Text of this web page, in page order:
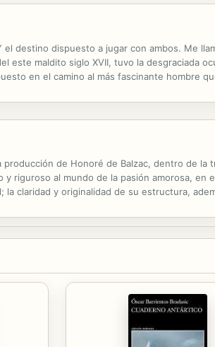
destino dispuesto a jugar con ambos. Me
este maldito siglo XVII, tuvo la desgraciada
en el camino al más fascinante hombre
de Honoré de Balzac, dentro de la
riguroso al mundo de la pasión amorosa, en
claridad y originalidad de su estructura,